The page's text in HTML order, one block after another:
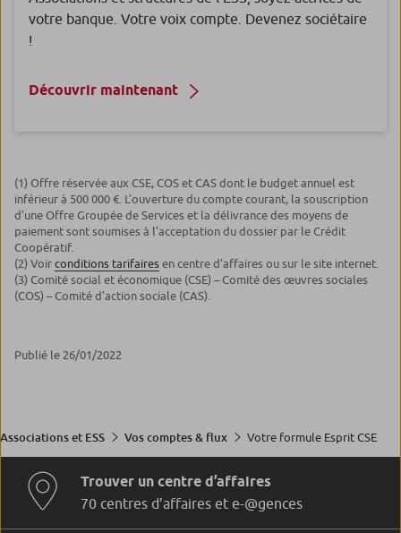
votre banque. Votre voix compte. Devenez sociétaire
!
Découvrir maintenant
(1) Offre réservée aux CSE, COS et CAS dont le budget annuel est
inférieur à 500 000 €. L’ouverture du compte courant, la souscription
d’une Offre Groupée de Services et la délivrance des moyens de
paiement sont soumises à l’acceptation du dossier par le Crédit
Coopératif.
(2) Voirconditions tarifairesen centre d’affaires ou sur le site internet.
(3) Comité social et économique (CSE) – Comité des œuvres sociales
(COS) – Comité d’action sociale (CAS).
Publié le 26/01/2022
Associations et ESS Vos comptes & flux Votre formule Esprit CSE
Trouver un centre d’affaires
70 centres d’affaires et e-@gences